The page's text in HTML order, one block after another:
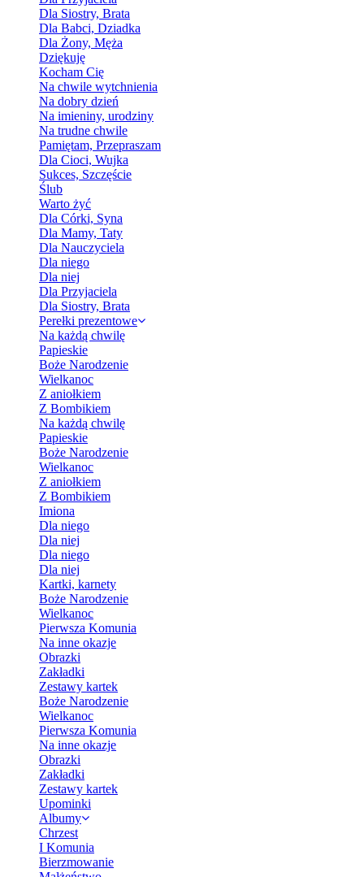
Dla Siostry, Brata
Dla Babci, Dziadka
Dla Żony, Męża
Dziękuję
Kocham Cię
Na chwile wytchnienia
Na dobry dzień
Na imieniny, urodziny
Na trudne chwile
Pamiętam, Przepraszam
Dla Cioci, Wujka
Sukces, Szczęście
Ślub
Warto żyć
Dla Córki, Syna
Dla Mamy, Taty
Dla Nauczyciela
Dla niego
Dla niej
Dla Przyjaciela
Dla Siostry, Brata
Perełki prezentowe
Na każdą chwilę
Papieskie
Boże Narodzenie
Wielkanoc
Z aniołkiem
Z Bombikiem
Na każdą chwilę
Papieskie
Boże Narodzenie
Wielkanoc
Z aniołkiem
Z Bombikiem
Imiona
Dla niego
Dla niej
Dla niego
Dla niej
Kartki, karnety
Boże Narodzenie
Wielkanoc
Pierwsza Komunia
Na inne okazje
Obrazki
Zakładki
Zestawy kartek
Boże Narodzenie
Wielkanoc
Pierwsza Komunia
Na inne okazje
Obrazki
Zakładki
Zestawy kartek
Upominki
Albumy
Chrzest
I Komunia
Bierzmowanie